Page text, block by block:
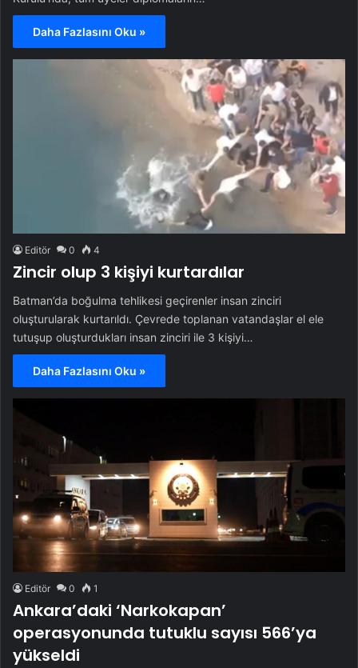
Daha Fazlasını Oku »
Editör 0 4
Zincir olup 3 kişiyi kurtardılar
Batman’da boğulma tehlikesi geçirenler insan zinciri
oluşturularak kurtarıldı. Çevrede toplanan vatandaşlar el ele
tutuşup oluşturdukları insan zinciri ile 3 kişiyi…
Daha Fazlasını Oku »
Editör 0 1
Ankara’daki ‘Narkokapan’
operasyonunda tutuklu sayısı 566’ya
yükseldi